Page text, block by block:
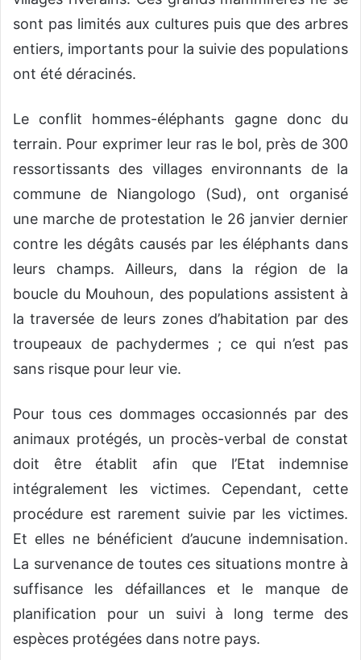
sont pas limités aux cultures puis que des arbres
entiers, importants pour la suivie des populations
ont été déracinés.
Le conflit hommes-éléphants gagne donc du
terrain. Pour exprimer leur ras le bol, près de 300
ressortissants des villages environnants de la
commune de Niangologo (Sud), ont organisé
une marche de protestation le 26 janvier dernier
contre les dégâts causés par les éléphants dans
leurs champs. Ailleurs, dans la région de la
boucle du Mouhoun, des populations assistent à
la traversée de leurs zones d’habitation par des
troupeaux de pachydermes ; ce qui n’est pas
sans risque pour leur vie.
Pour tous ces dommages occasionnés par des
animaux protégés, un procès-verbal de constat
doit être établit afin que l’Etat indemnise
intégralement les victimes. Cependant, cette
procédure est rarement suivie par les victimes.
Et elles ne bénéficient d’aucune indemnisation.
La survenance de toutes ces situations montre à
suffisance les défaillances et le manque de
planification pour un suivi à long terme des
espèces protégées dans notre pays.